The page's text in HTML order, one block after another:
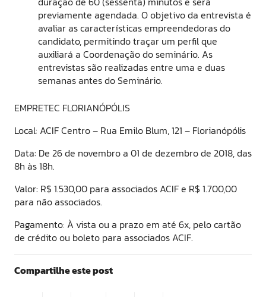
previamente agendada. O objetivo da entrevista é
avaliar as características empreendedoras do
candidato, permitindo traçar um perfil que
auxiliará a Coordenação do seminário. As
entrevistas são realizadas entre uma e duas
semanas antes do Seminário.
EMPRETEC FLORIANÓPÓLIS
Local: ACIF Centro – Rua Emilo Blum, 121 – Florianópólis
Data: De 26 de novembro a 01 de dezembro de 2018, das
8h às 18h.
Valor: R$ 1.530,00 para associados ACIF e R$ 1.700,00
para não associados.
Pagamento: À vista ou a prazo em até 6x, pelo cartão
de crédito ou boleto para associados ACIF.
Compartilhe este post